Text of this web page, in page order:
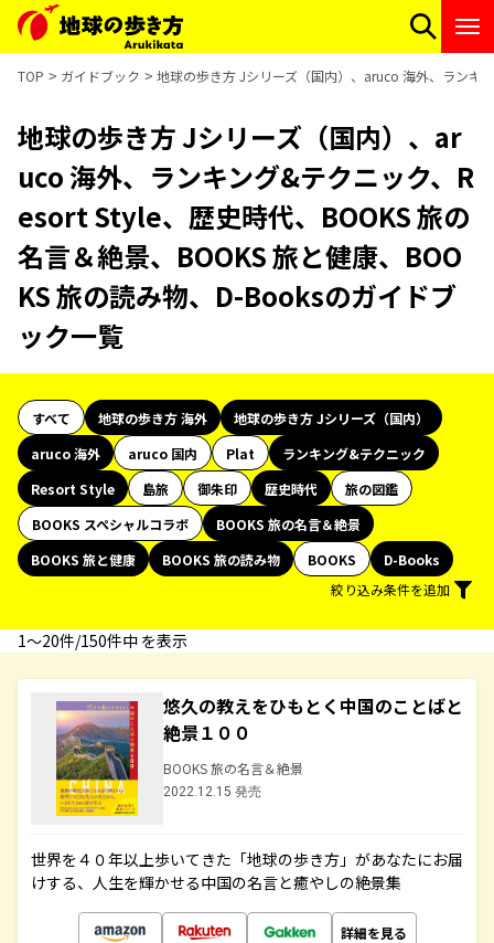
TOP ガイドブック 地球の歩き方 Jシリーズ（国内）、aruco 海外、ランキ
地球の歩き方 Jシリーズ（国内）、ar
uco 海外、ランキング&テクニック、R
esort Style、歴史時代、BOOKS 旅の
名言＆絶景、BOOKS 旅と健康、BOO
KS 旅の読み物、D-Booksのガイドブ
ック一覧
すべて 地球の歩き方 海外
地球の歩き方 Jシリーズ（国内）
aruco 海外
aruco 国内 Plat
ランキング&テクニック
Resort Style
島旅 御朱印 歴史時代
旅の図鑑
BOOKS スペシャルコラボ
BOOKS 旅の名言＆絶景
BOOKS 旅と健康
BOOKS 旅の読み物 BOOKS
D-Books
絞り込み条件を追加
1〜20件/150件中 を表示
悠久の教えをひもとく中国のことばと
絶景１００
BOOKS 旅の名言＆絶景
2022.12.15 発売
世界を４０年以上歩いてきた「地球の歩き方」があなたにお届
けする、人生を輝かせる中国の名言と癒やしの絶景集
詳細を見る